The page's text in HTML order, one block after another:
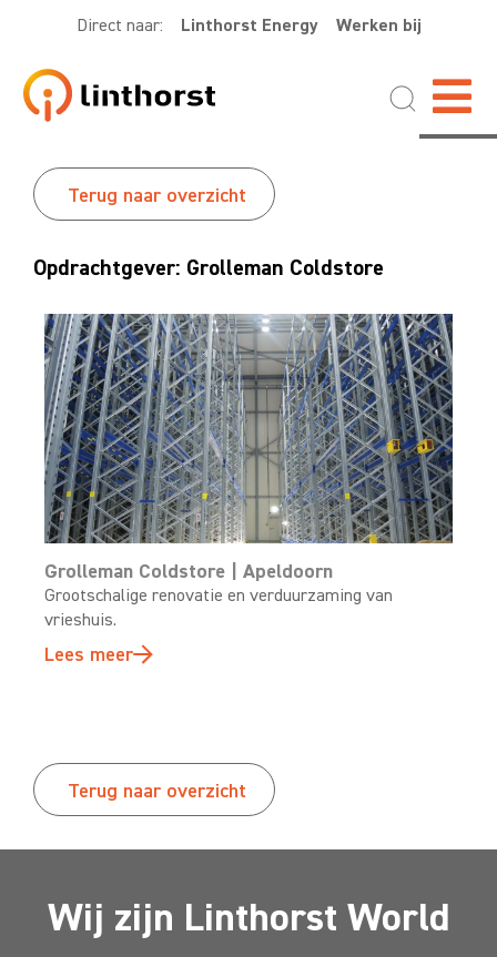
Direct naar: Linthorst Energy Werken bij
Terug naar overzicht
Opdrachtgever: Grolleman Coldstore
Grolleman Coldstore | Apeldoorn
Grootschalige renovatie en verduurzaming van
vrieshuis.
Lees meer
Terug naar overzicht
Wij zijn Linthorst World